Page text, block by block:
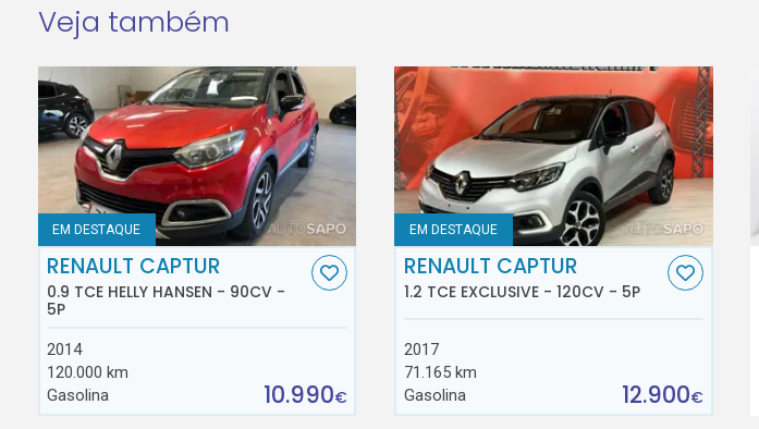
Veja também
EM DESTAQUE
RENAULT CAPTUR
0.9 TCE HELLY HANSEN - 90CV -
5P
2014
120.000 km
Gasolina
10.990€
EM DESTAQUE
RENAULT CAPTUR
1.2 TCE EXCLUSIVE - 120CV - 5P
2017
71.165 km
Gasolina
12.900€